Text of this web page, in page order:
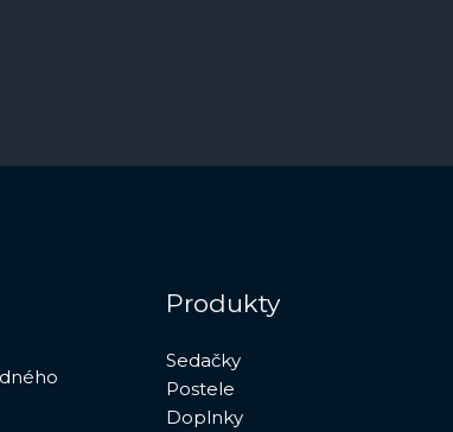
Produkty
Sedačky
Postele
Doplnky